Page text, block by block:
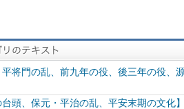
平将門の乱、前九年の役、後三年の役、
台頭、保元・平治の乱、平安末期の文化